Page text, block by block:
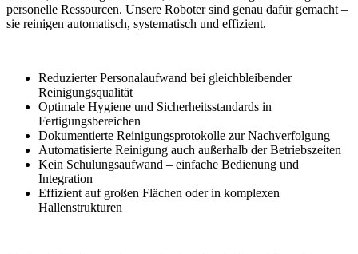
personelle Ressourcen. Unsere Roboter sind genau dafür gemacht –
sie reinigen automatisch, systematisch und effizient.
Reduzierter Personalaufwand bei gleichbleibender
Reinigungsqualität
Optimale Hygiene und Sicherheitsstandards in
Fertigungsbereichen
Dokumentierte Reinigungsprotokolle zur Nachverfolgung
Automatisierte Reinigung auch außerhalb der Betriebszeiten
Kein Schulungsaufwand – einfache Bedienung und
Integration
Effizient auf großen Flächen oder in komplexen
Hallenstrukturen